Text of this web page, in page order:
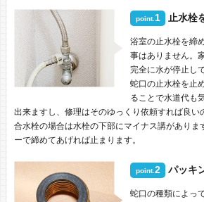
point. 1 止水栓
浴室の止水栓を締
事はありません。
完全に水が停止し
蛇口の止水栓を止
ることで水道代も
出来ますし、修理はそのゆっくり依頼すれば良い
合水栓の場合は水栓の下部にマイナス講がありま
ーで締めてあげれば止まります。
point.2 パッキ
蛇口の種類によっ